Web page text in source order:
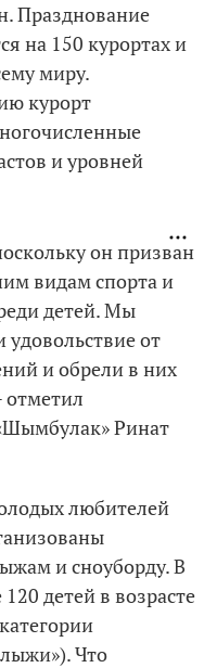
Празднование
на 150 курортах и
миру.
курорт
и уровней
он призван
видам спорта и
детей. Мы
от
и обрели в них
отметил
Ринат
любителей
и сноуборду. В
детей в возрасте
Что